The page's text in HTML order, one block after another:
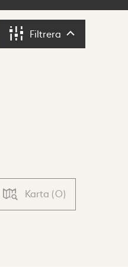
Filtrera Filtrera
Karta (0)